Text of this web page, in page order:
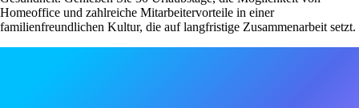
Homeoffice und zahlreiche Mitarbeitervorteile in einer
familienfreundlichen Kultur, die auf langfristige Zusammenarbeit setzt.